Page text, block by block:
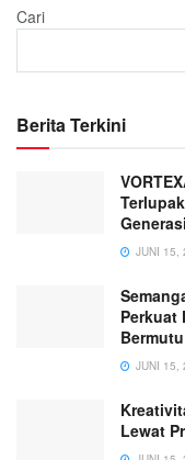
Cari
Berita Terkini
JUNI 15,
Perkuat
JUNI 15,
Lewat